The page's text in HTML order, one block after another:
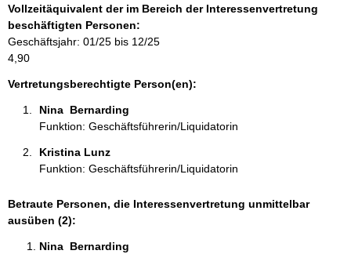
i
o
n
e
n
Vollzeitäquivalent der im Bereich der Interessenvertretung
beschäftigten Personen:
Geschäftsjahr: 01/25 bis 12/25
4,90
Vertretungsberechtigte Person(en):
Nina  Bernarding
Funktion: Geschäftsführerin/Liquidatorin
Kristina Lunz
Funktion: Geschäftsführerin/Liquidatorin
Betraute Personen, die Interessenvertretung unmittelbar
ausüben (2):
Nina  Bernarding